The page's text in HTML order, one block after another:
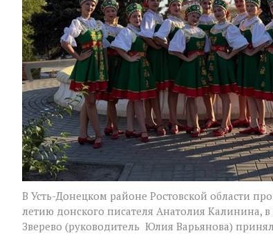
В Усть-Донецком районе Ростовской области
летию донского писателя Анатолия Калинина,
Зверево (руководитель Юлия Варьянова)